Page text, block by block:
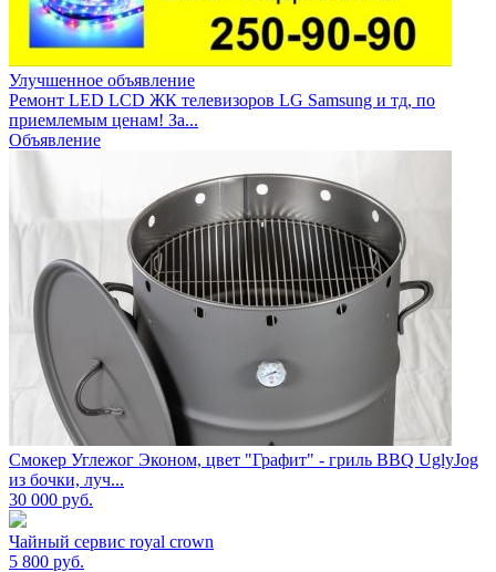
Улучшенное объявление
Ремонт LED LCD ЖК телевизоров LG Samsung и тд, по
приемлемым ценам! За...
Объявление
Смокер Углежог Эконом, цвет "Графит" - гриль BBQ UglyJog
из бочки, луч...
30 000 руб.
Чайный сервис royal crown
5 800 руб.